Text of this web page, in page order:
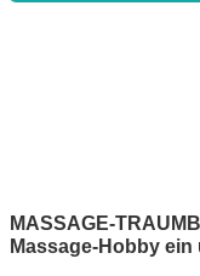
MASSAGE-
Massage-Hobby